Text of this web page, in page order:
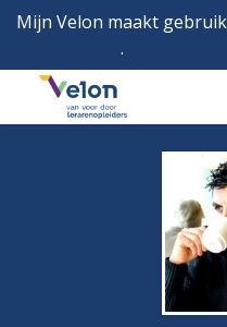
Mijn Velon maakt
.
Menu